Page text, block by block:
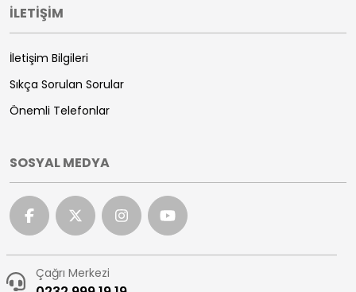
İLETİŞİM
İletişim Bilgileri
Sıkça Sorulan Sorular
Önemli Telefonlar
SOSYAL MEDYA
Çağrı Merkezi